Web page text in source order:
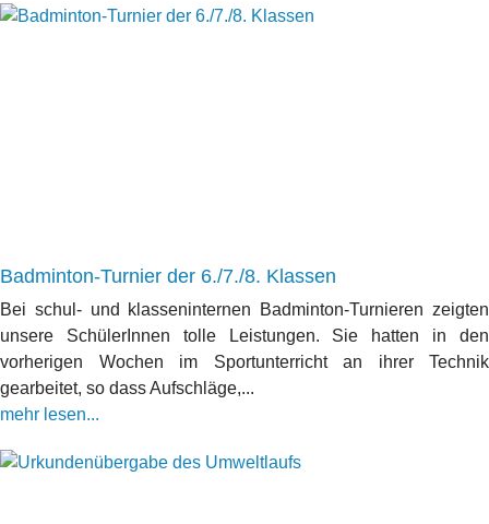
Badminton-Turnier der 6./7./8. Klassen
Bei schul- und klasseninternen Badminton-Turnieren zeigten
unsere SchülerInnen tolle Leistungen. Sie hatten in den
vorherigen Wochen im Sportunterricht an ihrer Technik
gearbeitet, so dass Aufschläge,...
mehr lesen...